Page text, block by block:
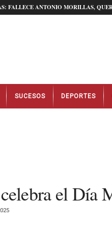
FALLECE ANTONIO MORILLAS,
SUCESOS DEPORTES
el Día